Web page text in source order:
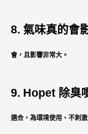
8. 氣味真的會
會，且影響非常大。
9. Hopet 除臭
適合，為環境使用、不刺激